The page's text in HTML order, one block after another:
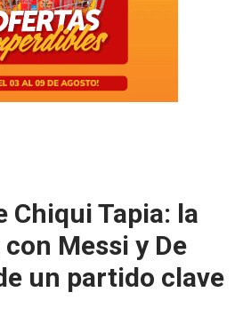
Chiqui Tapia: la
Messi y De
un partido clave